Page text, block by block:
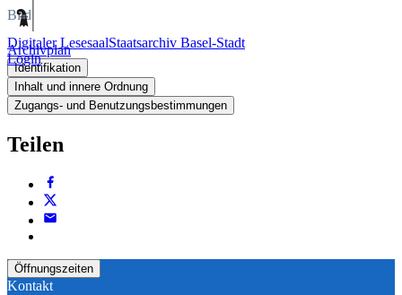
Digitaler LesesaalStaatsarchiv Basel-Stadt
Login
Bild
Archivplan
Identifikation
Inhalt und innere Ordnung
Zugangs- und Benutzungsbestimmungen
Teilen
Öffnungszeiten
Kontakt